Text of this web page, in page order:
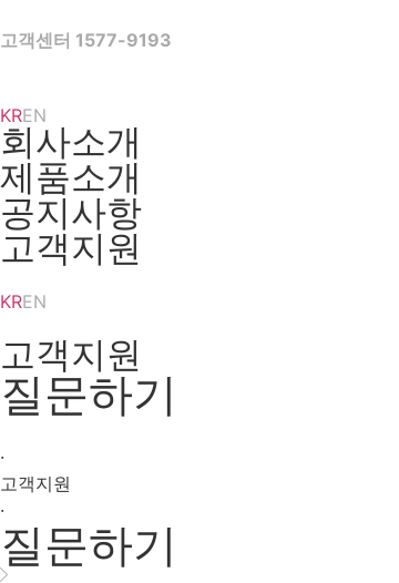
to
고객센터 1577-9193
KREN
회사소개
제품소개
공지사항
고객지원
KREN
고객지원
질문하기
·
고객지원
·
질문하기